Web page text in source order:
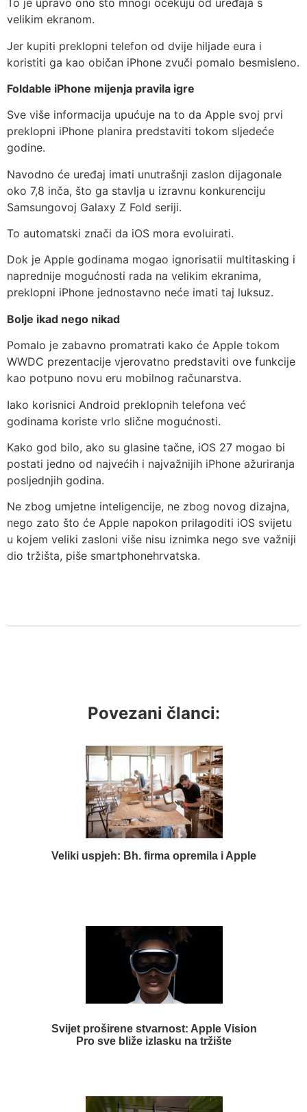
To je upravo ono što mnogi očekuju od uređaja s
velikim ekranom.
Jer kupiti preklopni telefon od dvije hiljade eura i
koristiti ga kao običan iPhone zvuči pomalo besmisleno.
Foldable iPhone mijenja pravila igre
Sve više informacija upućuje na to da Apple svoj prvi
preklopni iPhone planira predstaviti tokom sljedeće
godine.
Navodno će uređaj imati unutrašnji zaslon dijagonale
oko 7,8 inča, što ga stavlja u izravnu konkurenciju
Samsungovoj Galaxy Z Fold seriji.
To automatski znači da iOS mora evoluirati.
Dok je Apple godinama mogao ignorisatii multitasking i
naprednije mogućnosti rada na velikim ekranima,
preklopni iPhone jednostavno neće imati taj luksuz.
Bolje ikad nego nikad
Pomalo je zabavno promatrati kako će Apple tokom
WWDC prezentacije vjerovatno predstaviti ove funkcije
kao potpuno novu eru mobilnog računarstva.
Iako korisnici Android preklopnih telefona već
godinama koriste vrlo slične mogućnosti.
Kako god bilo, ako su glasine tačne, iOS 27 mogao bi
postati jedno od najvećih i najvažnijih iPhone ažuriranja
posljednjih godina.
Ne zbog umjetne inteligencije, ne zbog novog dizajna,
nego zato što će Apple napokon prilagoditi iOS svijetu
u kojem veliki zasloni više nisu iznimka nego sve važniji
dio tržišta, piše smartphonehrvatska.
Povezani članci:
Veliki uspjeh: Bh. firma opremila i Apple
Svijet proširene stvarnost: Apple Vision
Pro sve bliže izlasku na tržište